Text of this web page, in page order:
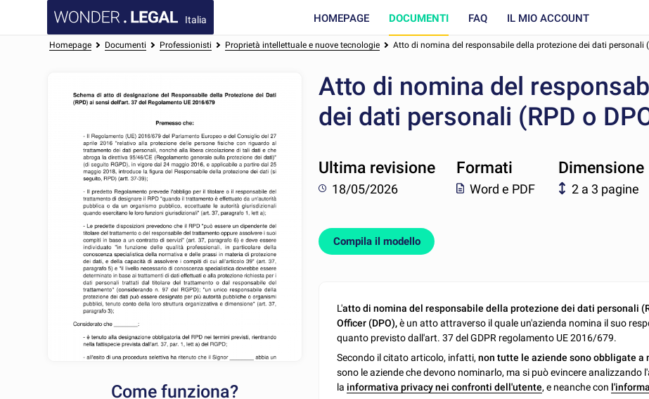
Italia HOMEPAGE DOCUMENTI FAQ IL MIO ACCOUNT
Homepage Documenti Professionisti Proprietà intellettuale e nuove tecnologie Atto di nomina del responsabile della protezione dei dati personali
Come funziona?
Atto di nomina del
dei dati personali (RPD o
Ultima revisione
18/05/2026
Formati
Word e PDF
Dimensione
2 a 3 pagine
Compila il modello
L'atto di nomina del responsabile della protezione dei dati personali
Officer (DPO),è un atto attraverso il quale un'azienda nomina il suo
quanto previsto dall'art. 37 del GDPR regolamento UE 2016/679.
Secondo il citato articolo, infatti,non tutte le aziende sono obbligate a
sono le aziende che devono nominarlo, ma si può evincere
la informativa privacy nei confronti dell'utente, e neanche con